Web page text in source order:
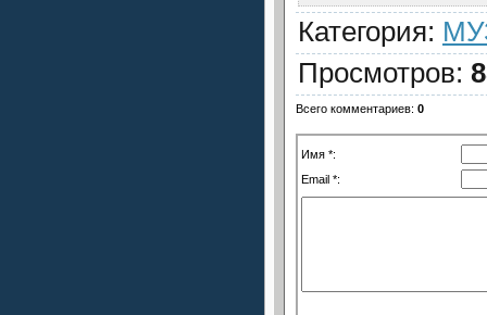
Категория:
Просмотров:
Всего комментариев: 0
Имя *:
Email *: